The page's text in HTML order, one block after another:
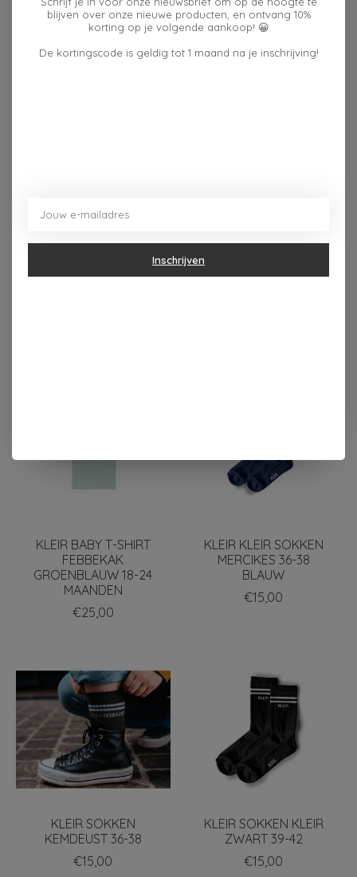
KLEIR T-SHIRT
KEMCONGE M ECRU
KLEIR T-SHIRT KLEIR
LAKKER ELIXIR XL
KLEIR SWEATER
KLEIR SOKKEN
KLEIR BABY T-SHIRT
FEBBEKAK
GROENBLAUW 18-24
MAANDEN
€25,00
KLEIR KLEIR SOKKEN
MERCIKES 36-38
BLAUW
€15,00
KLEIR SOKKEN
KEMDEUST 36-38
€15,00
KLEIR SOKKEN KLEIR
ZWART 39-42
€15,00
blijven over onze nieuwe producten, en ontvang 10%
korting op je volgende aankoop! 😀
De kortingscode is geldig tot 1 maand na je inschrijving!
Inschrijven